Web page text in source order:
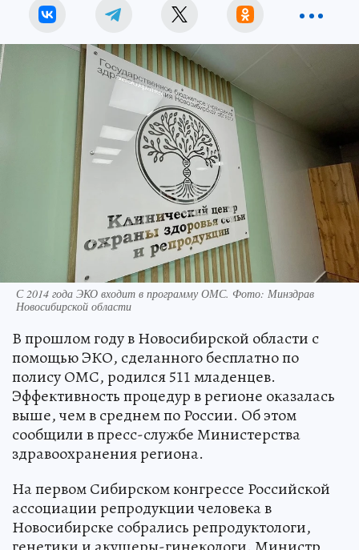
С 2014 года ЭКО входит в программу ОМС. Фото: Минздрав
Новосибирской области
В прошлом году в Новосибирской области с
помощью ЭКО, сделанного бесплатно по
полису ОМС, родился 511 младенцев.
Эффективность процедур в регионе оказалась
выше, чем в среднем по России. Об этом
сообщили в пресс-службе Министерства
здравоохранения региона.
На первом Сибирском конгрессе Российской
ассоциации репродукции человека в
Новосибирске собрались репродуктологи,